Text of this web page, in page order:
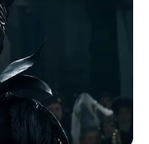
Υπηρεσίας
στο σημείο